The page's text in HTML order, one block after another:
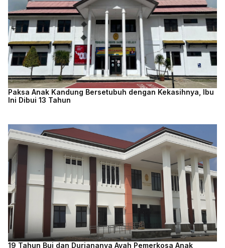
Paksa Anak Kandung Bersetubuh dengan Kekasihnya, Ibu
Ini Dibui 13 Tahun
19 Tahun Bui dan Durjananya Ayah Pemerkosa Anak